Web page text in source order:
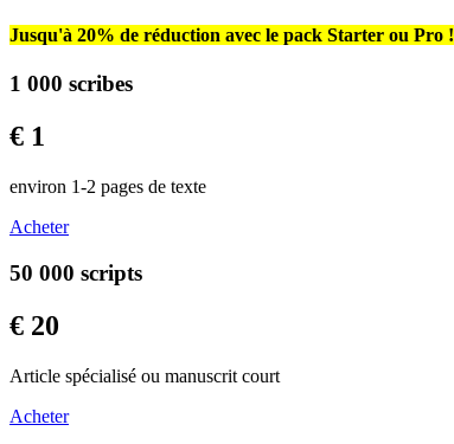
Jusqu'à 20% de réduction avec le pack Starter ou Pro !
1 000 scribes
€ 1
environ 1-2 pages de texte
Acheter
50 000 scripts
€ 20
Article spécialisé ou manuscrit court
Acheter